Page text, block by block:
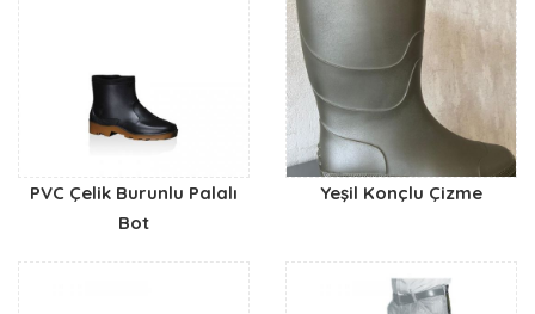
PVC Çelik Burunlu Palalı
Bot
Yeşil Konçlu Çizme